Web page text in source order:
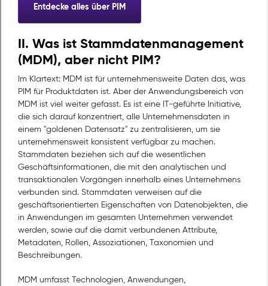
Entdecke alles über PIM
II. Was ist Stammdatenmanagement
(MDM), aber nicht PIM?
Im Klartext: MDM ist für unternehmensweite Daten das, was
PIM für Produktdaten ist. Aber der Anwendungsbereich von
MDM ist viel weiter gefasst. Es ist eine IT-geführte Initiative,
die sich darauf konzentriert, alle Unternehmensdaten in
einem "goldenen Datensatz" zu zentralisieren, um sie
unternehmensweit konsistent verfügbar zu machen.
Stammdaten beziehen sich auf die wesentlichen
Geschäftsinformationen, die mit den analytischen und
transaktionalen Vorgängen innerhalb eines Unternehmens
verbunden sind. Stammdaten verweisen auf die
geschäftsorientierten Eigenschaften von Datenobjekten, die
in Anwendungen im gesamten Unternehmen verwendet
werden, sowie auf die damit verbundenen Attribute,
Metadaten, Rollen, Assoziationen, Taxonomien und
Beschreibungen.
MDM umfasst Technologien, Anwendungen,